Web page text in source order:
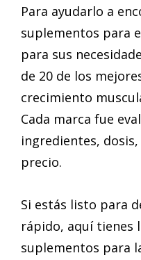
Para ayudarlo a
suplementos para
para sus
de 20 de los
crecimiento
Cada marca fue
ingredientes,
precio.
Si estás listo para
rápido, aquí tienes
suplementos para